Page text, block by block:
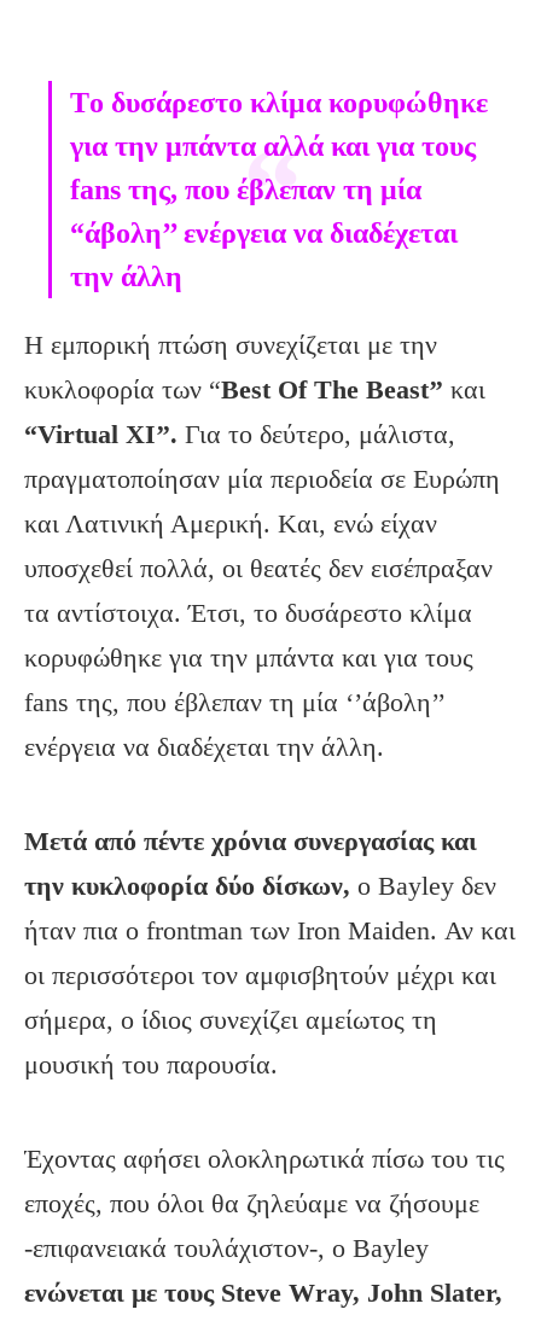
Tο δυσάρεστο κλίμα κορυφώθηκε
για την μπάντα αλλά και για τους
fans της, που έβλεπαν τη μία
“άβολη’’ ενέργεια να διαδέχεται
την άλλη
Η εμπορική πτώση συνεχίζεται με την
κυκλοφορία των “Best Of The Beast’’ και
“Virtual XI’’. Για το δεύτερο, μάλιστα,
πραγματοποίησαν μία περιοδεία σε Ευρώπη
και Λατινική Αμερική. Kαι, ενώ είχαν
υποσχεθεί πολλά, οι θεατές δεν εισέπραξαν
τα αντίστοιχα. Έτσι, το δυσάρεστο κλίμα
κορυφώθηκε για την μπάντα και για τους
fans της, που έβλεπαν τη μία ‘’άβολη’’
ενέργεια να διαδέχεται την άλλη.
Μετά από πέντε χρόνια συνεργασίας και
την κυκλοφορία δύο δίσκων, o Bayley δεν
ήταν πια ο frontman των Iron Maiden. Αν και
οι περισσότεροι τον αμφισβητούν μέχρι και
σήμερα, ο ίδιος συνεχίζει αμείωτος τη
μουσική του παρουσία.
Έχοντας αφήσει ολοκληρωτικά πίσω του τις
εποχές, που όλοι θα ζηλεύαμε να ζήσουμε
-επιφανειακά τουλάχιστον-, ο Bayley
ενώνεται με τους Steve Wray, John Slater,